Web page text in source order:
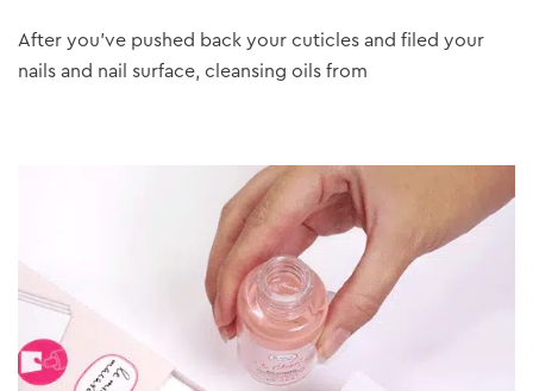
After you’ve pushed back your cuticles and filed your
nails and nail surface, cleansing oils from